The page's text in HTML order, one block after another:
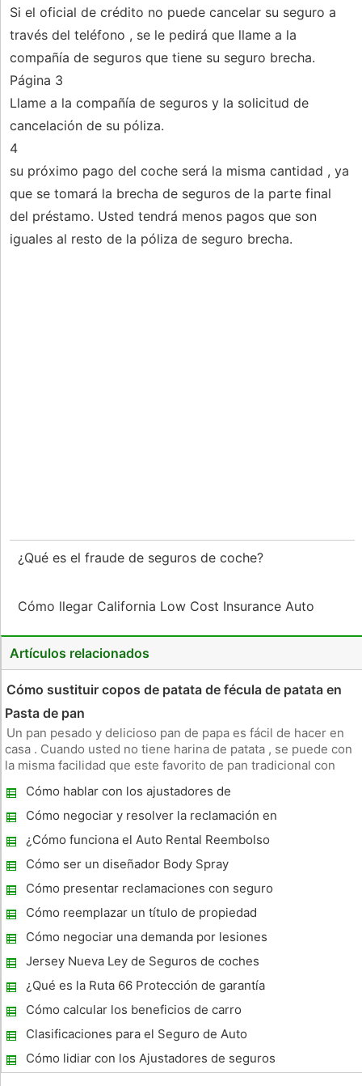
Si el oficial de crédito no puede cancelar su seguro a
través del teléfono , se le pedirá que llame a la
compañía de seguros que tiene su seguro brecha.
Página 3
Llame a la compañía de seguros y la solicitud de
cancelación de su póliza.
4
su próximo pago del coche será la misma cantidad , ya
que se tomará la brecha de seguros de la parte final
del préstamo. Usted tendrá menos pagos que son
iguales al resto de la póliza de seguro brecha.
¿Qué es el fraude de seguros de coche?
Cómo llegar California Low Cost Insurance Auto
Artículos relacionados
Cómo sustituir copos de patata de fécula de patata en
Pasta de pan
Un pan pesado y delicioso pan de papa es fácil de hacer en
casa . Cuando usted no tiene harina de patata , se puede con
la misma facilidad que este favorito de pan tradicional con
patata de fécula de patata en la masa le permite crear su pro
Cómo hablar con los ajustadores de
seguros por daños de carro
Cómo negociar y resolver la reclamación en
un coche Pérdida Total
¿Cómo funciona el Auto Rental Reembolso
Trabajo en una Póliza de Seguro de Auto?
Cómo ser un diseñador Body Spray
Cómo presentar reclamaciones con seguro
de automóvil después de un accidente
Cómo reemplazar un título de propiedad
perdida a un automóvil para el seguro
Cómo negociar una demanda por lesiones
Jersey Nueva Ley de Seguros de coches
¿Qué es la Ruta 66 Protección de garantía
extendida ?
Cómo calcular los beneficios de carro
Clasificaciones para el Seguro de Auto
Cómo lidiar con los Ajustadores de seguros
y resolver su reclamo